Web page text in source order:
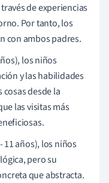
de experiencias
Por tanto, los
con ambos padres.
los niños
y las habilidades
desde la
las visitas más
11 años), los niños
pero su
que abstracta.